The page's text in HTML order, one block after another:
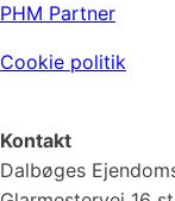
PHM Partner
Cookie politik
Kontakt
Dalbøges